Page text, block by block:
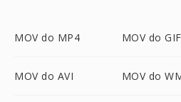
MOV do MP4 MOV do GIF
MOV do AVI MOV do